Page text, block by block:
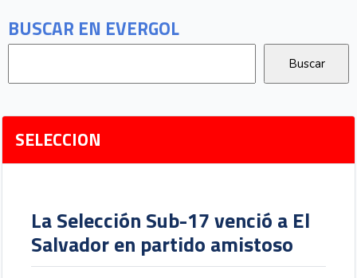
BUSCAR EN EVERGOL
SELECCION
La Selección Sub-17 venció a El
Salvador en partido amistoso